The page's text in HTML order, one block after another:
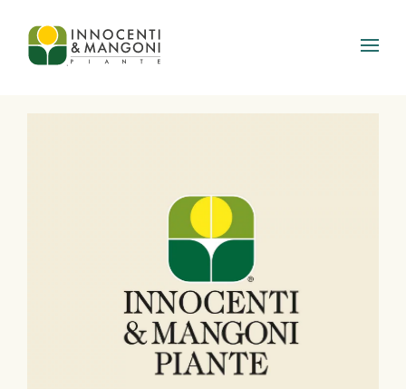
Skip to main content